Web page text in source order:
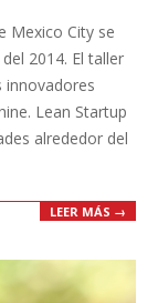
Mexico City se
2014. El taller
Lean Startup
alrededor del
LEER MÁS →